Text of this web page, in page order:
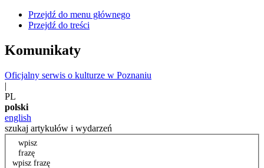
Przejdź do menu głównego
Przejdź do treści
Komunikaty
Oficjalny serwis o kulturze w Poznaniu
|
PL
polski
english
szukaj artykułów i wydarzeń
wpisz
frazę
wpisz frazę